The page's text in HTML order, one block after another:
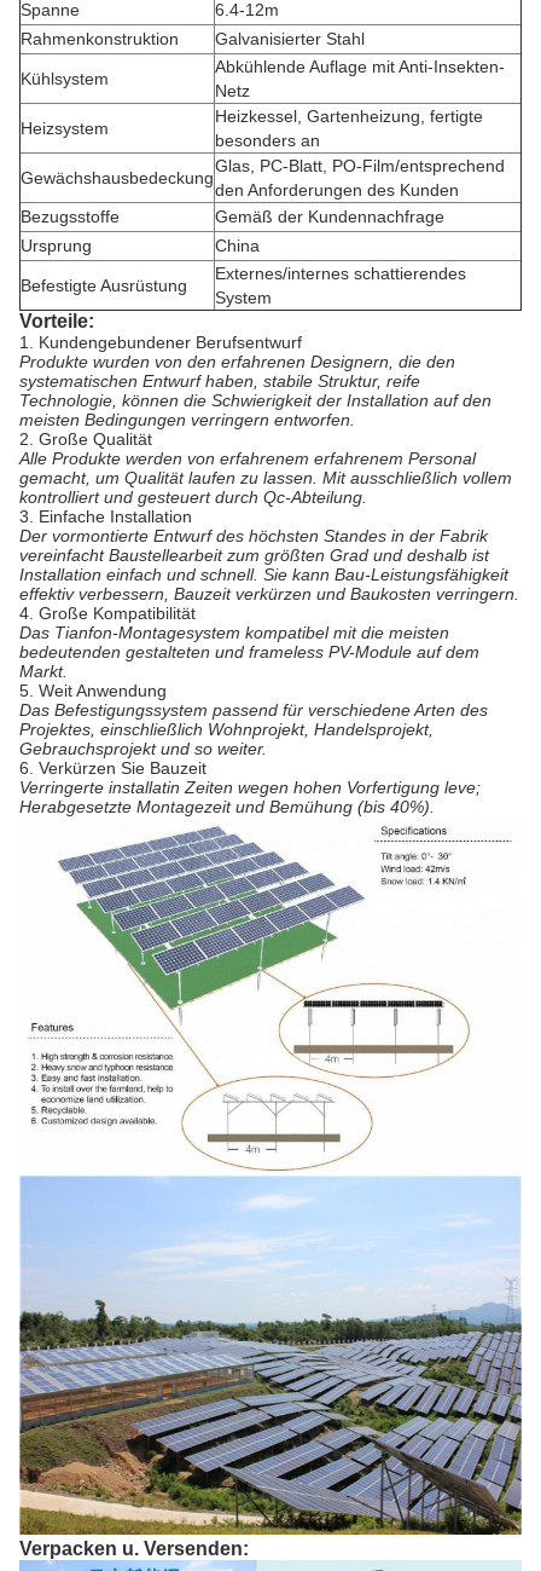
Spanne
6.4-12m
Rahmenkonstruktion
Galvanisierter Stahl
Kühlsystem
Abkühlende Auflage mit Anti-Insekten-
Netz
Heizsystem
Heizkessel, Gartenheizung, fertigte
besonders an
Gewächshausbedeckung
Glas, PC-Blatt, PO-Film/entsprechend
den Anforderungen des Kunden
Bezugsstoffe
Gemäß der Kundennachfrage
Ursprung
China
Befestigte Ausrüstung
Externes/internes schattierendes
System
Vorteile:
1. Kundengebundener Berufsentwurf
Produkte wurden von den erfahrenen Designern, die den
systematischen Entwurf haben, stabile Struktur, reife
Technologie, können die Schwierigkeit der Installation auf den
meisten Bedingungen verringern entworfen.
2. Große Qualität
Alle Produkte werden von erfahrenem erfahrenem Personal
gemacht, um Qualität laufen zu lassen. Mit ausschließlich vollem
kontrolliert und gesteuert durch Qc-Abteilung.
3. Einfache Installation
Der vormontierte Entwurf des höchsten Standes in der Fabrik
vereinfacht Baustellearbeit zum größten Grad und deshalb ist
Installation einfach und schnell. Sie kann Bau-Leistungsfähigkeit
effektiv verbessern, Bauzeit verkürzen und Baukosten verringern.
4. Große Kompatibilität
Das Tianfon-Montagesystem kompatibel mit die meisten
bedeutenden gestalteten und frameless PV-Module auf dem
Markt.
5. Weit Anwendung
Das Befestigungssystem passend für verschiedene Arten des
Projektes, einschließlich Wohnprojekt, Handelsprojekt,
Gebrauchsprojekt und so weiter.
6. Verkürzen Sie Bauzeit
Verringerte installatin Zeiten wegen hohen Vorfertigung leve;
Herabgesetzte Montagezeit und Bemühung (bis 40%).
Verpacken u. Versenden: